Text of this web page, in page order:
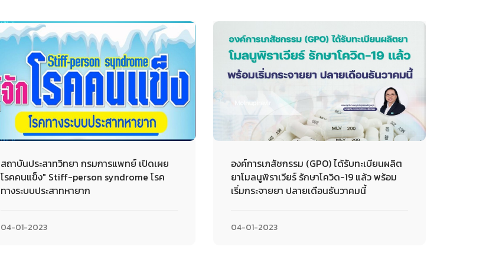
สถาบันประสาทวิทยา กรมการแพทย์ เปิดเผย
โรคคนแข็ง" Stiff-person syndrome โรค
ทางระบบประสาทหายาก
04-01-2023
องค์การเภสัชกรรม (GPO) ได้รับทะเบียนผลิต
ยาโมลนูพิราเวียร์ รักษาโควิด-19 แล้ว พร้อม
เริ่มกระจายยา ปลายเดือนธันวาคมนี้
04-01-2023